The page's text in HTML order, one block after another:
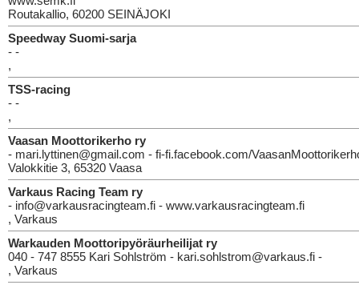
Routakallio, 60200 SEINÄJOKI
Speedway Suomi-sarja
- -
,
TSS-racing
- -
,
Vaasan Moottorikerho ry
- mari.lyttinen@gmail.com - fi-fi.facebook.com/
Valokkitie 3, 65320 Vaasa
Varkaus Racing Team ry
- info@varkausracingteam.fi - www.varkausracingteam.fi
, Varkaus
Warkauden Moottoripyöräurheilijat ry
040 - 747 8555 Kari Sohlström - kari.sohlstrom@varkaus.fi -
, Varkaus